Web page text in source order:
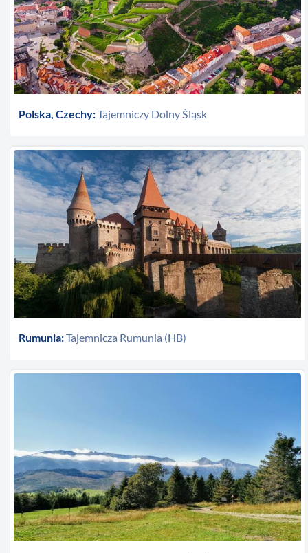
Polska, Czechy:Tajemniczy Dolny Śląsk
Rumunia:Tajemnicza Rumunia (HB)